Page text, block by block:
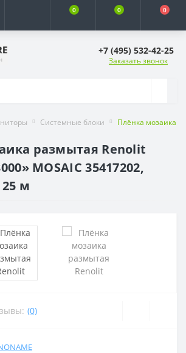
0 0 0
+7 (495) 532-42-25
Заказать звонок
Системные блоки Плёнка мозаика
размытая Renolit
MOSAIC 35417202,
25 м
(0)